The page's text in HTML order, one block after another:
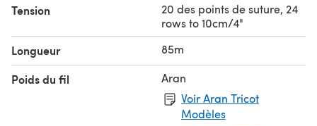
Tension
20 des points de suture, 24
rows to 10cm/4"
Longueur 85m
Poids du fil
Aran
Voir Aran Tricot
Modèles